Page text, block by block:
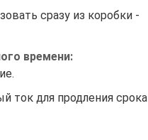
сразу из коробки -
времени:
ток для продления срока